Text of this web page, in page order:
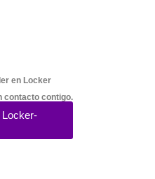
en Locker
contacto contigo.